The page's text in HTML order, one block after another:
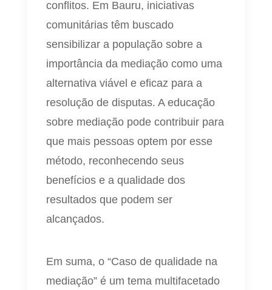
conflitos. Em Bauru, iniciativas
comunitárias têm buscado
sensibilizar a população sobre a
importância da mediação como uma
alternativa viável e eficaz para a
resolução de disputas. A educação
sobre mediação pode contribuir para
que mais pessoas optem por esse
método, reconhecendo seus
benefícios e a qualidade dos
resultados que podem ser
alcançados.
Em suma, o “Caso de qualidade na
mediação” é um tema multifacetado